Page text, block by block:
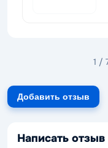
1 /
Добавить отзыв
Написать